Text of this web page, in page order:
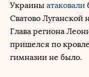
Украины атаковали
Сватово Луганской
Глава региона
пришелся по
гимназии не было.